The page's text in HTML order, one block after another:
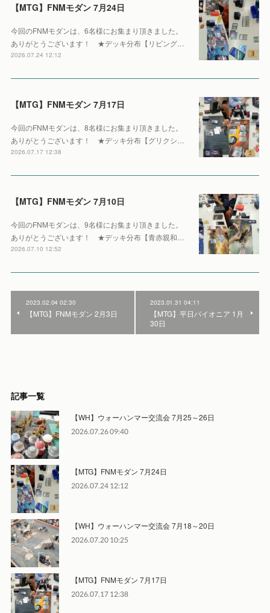
【MTG】FNMモダン 7月24日
今回のFNMモダンは、6名様にお集まり頂きました。
ありがとうございます！ ★デッキ分布【リビング…
2026.07.24 12:12
【MTG】FNMモダン 7月17日
今回のFNMモダンは、8名様にお集まり頂きました。
ありがとうございます！ ★デッキ分布【グリクシ…
2026.07.17 12:38
【MTG】FNMモダン 7月10日
今回のFNMモダンは、9名様にお集まり頂きました。
ありがとうございます！ ★デッキ分布【青赤親和…
2026.07.10 12:52
2023.02.04 02:30
【MTG】FNMモダン 2月3日
2023.01.31 04:11
【MTG】平日パイオニア 1月
30日
記事一覧
【WH】ウォーハンマー交流会 7月25～26日
2026.07.26 09:40
【MTG】FNMモダン 7月24日
2026.07.24 12:12
【WH】ウォーハンマー交流会 7月18～20日
2026.07.20 10:25
【MTG】FNMモダン 7月17日
2026.07.17 12:38